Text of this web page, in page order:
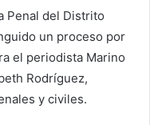
Penal del Distrito
un proceso por
el periodista Marino
Rodríguez,
y civiles.